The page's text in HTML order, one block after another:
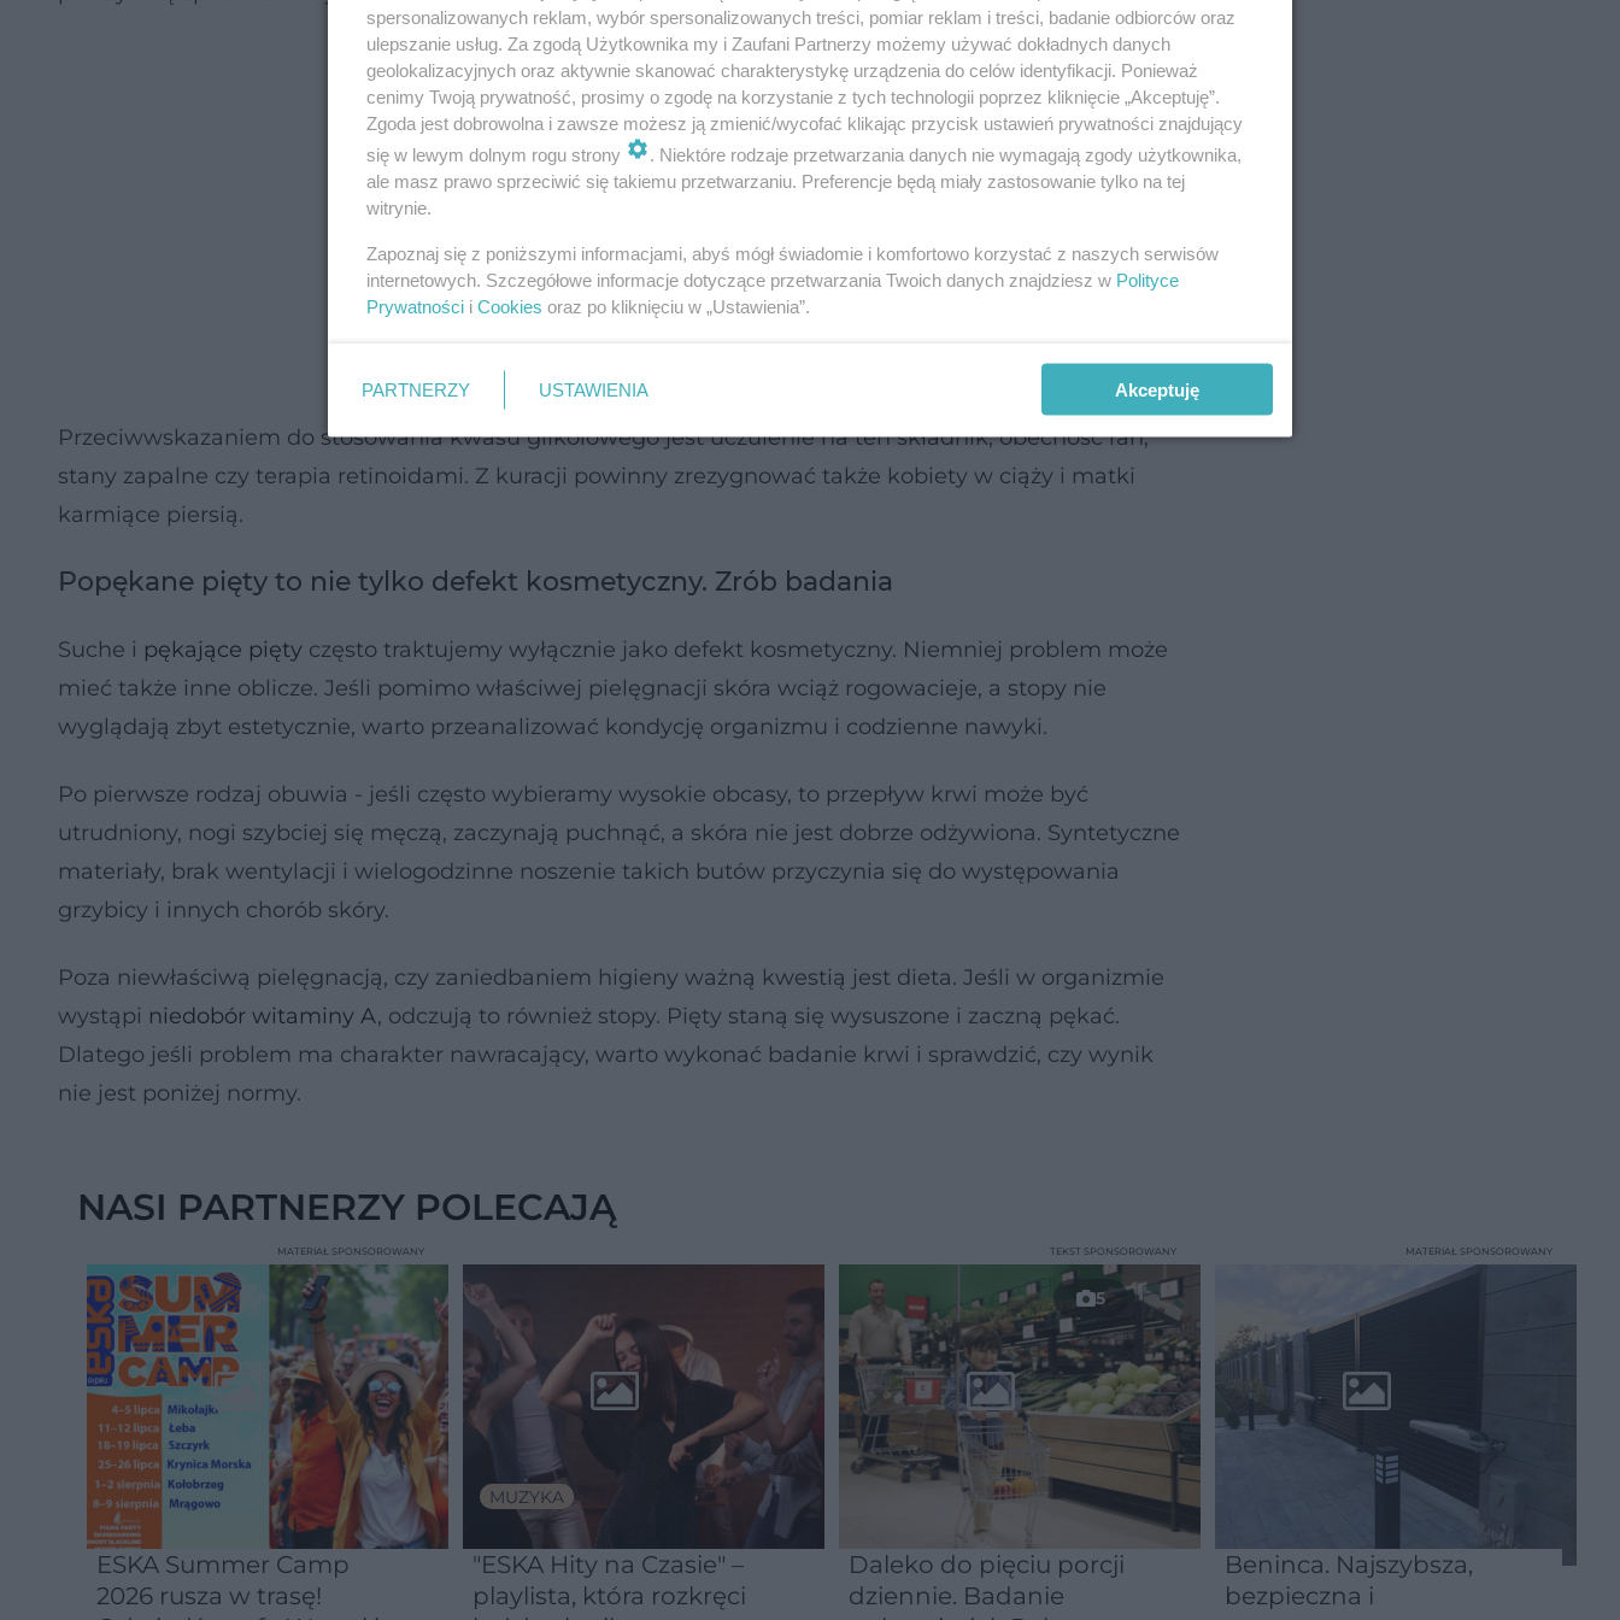
Przeciwwskazaniem do stosowania kwasu glikolowego jest uczulenie na ten składnik, obecność ran,
stany zapalne czy terapia retinoidami. Z kuracji powinny zrezygnować także kobiety w ciąży i matki
karmiące piersią.
Popękane pięty to nie tylko defekt kosmetyczny. Zrób badania
Suche i pękające pięty często traktujemy wyłącznie jako defekt kosmetyczny. Niemniej problem może
mieć także inne oblicze. Jeśli pomimo właściwej pielęgnacji skóra wciąż rogowacieje, a stopy nie
wyglądają zbyt estetycznie, warto przeanalizować kondycję organizmu i codzienne nawyki.
Po pierwsze rodzaj obuwia - jeśli często wybieramy wysokie obcasy, to przepływ krwi może być
utrudniony, nogi szybciej się męczą, zaczynają puchnąć, a skóra nie jest dobrze odżywiona. Syntetyczne
materiały, brak wentylacji i wielogodzinne noszenie takich butów przyczynia się do występowania
grzybicy i innych chorób skóry.
Poza niewłaściwą pielęgnacją, czy zaniedbaniem higieny ważną kwestią jest dieta. Jeśli w organizmie
wystąpi niedobór witaminy A, odczują to również stopy. Pięty staną się wysuszone i zaczną pękać.
Dlatego jeśli problem ma charakter nawracający, warto wykonać badanie krwi i sprawdzić, czy wynik
nie jest poniżej normy.
NASI PARTNERZY POLECAJĄ
ESKA Summer Camp
2026 rusza w trasę!
MATERIAŁ SPONSOROWANY
MUZYKA
"ESKA Hity na Czasie" –
playlista, która rozkręci
5
Daleko do pięciu porcji
dziennie. Badanie
TEKST SPONSOROWANY
Beninca. Najszybsza,
bezpieczna i
MATERIAŁ SPONSOROWANY
spersonalizowanych reklam, wybór spersonalizowanych treści, pomiar reklam i treści, badanie odbiorców oraz
ulepszanie usług. Za zgodą Użytkownika my i Zaufani Partnerzy możemy używać dokładnych danych
geolokalizacyjnych oraz aktywnie skanować charakterystykę urządzenia do celów identyfikacji. Ponieważ
cenimy Twoją prywatność, prosimy o zgodę na korzystanie z tych technologii poprzez kliknięcie „Akceptuję”.
Zgoda jest dobrowolna i zawsze możesz ją zmienić/wycofać klikając przycisk ustawień prywatności znajdujący
się w lewym dolnym rogu strony
. Niektóre rodzaje przetwarzania danych nie wymagają zgody użytkownika,
ale masz prawo sprzeciwić się takiemu przetwarzaniu. Preferencje będą miały zastosowanie tylko na tej
witrynie.
Zapoznaj się z poniższymi informacjami, abyś mógł świadomie i komfortowo korzystać z naszych serwisów
internetowych. Szczegółowe informacje dotyczące przetwarzania Twoich danych znajdziesz w Polityce
Prywatności i Cookies oraz po kliknięciu w „Ustawienia”.
PARTNERZY USTAWIENIA Akceptuję